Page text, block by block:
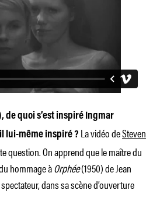
de quoi s’est inspiré Ingmar
lui-même inspiré ? La vidéo deSteven
question. On apprend que le maître du
hommage àOrphée(1950) de Jean
dans sa scène d’ouverture